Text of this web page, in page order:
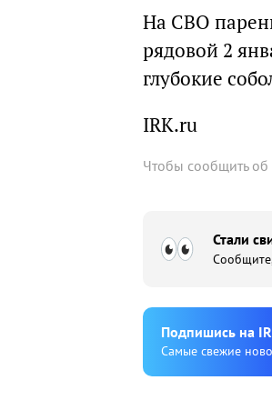
На СВО
рядовой 2
глубокие
IRK.ru
Чтобы сообщить об
Стали
Подпишиcь на
Cамые свежие